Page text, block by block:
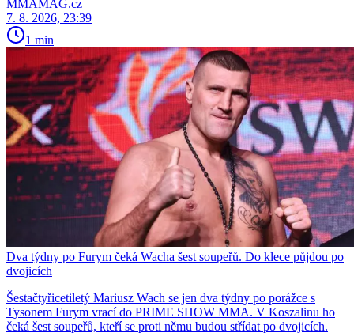
MMAMAG.cz
7. 8. 2026, 23:39
1 min
Dva týdny po Furym čeká Wacha šest soupeřů. Do klece půjdou po
dvojicích
Šestačtyřicetiletý Mariusz Wach se jen dva týdny po porážce s
Tysonem Furym vrací do PRIME SHOW MMA. V Koszalinu ho
čeká šest soupeřů, kteří se proti němu budou střídat po dvojicích.